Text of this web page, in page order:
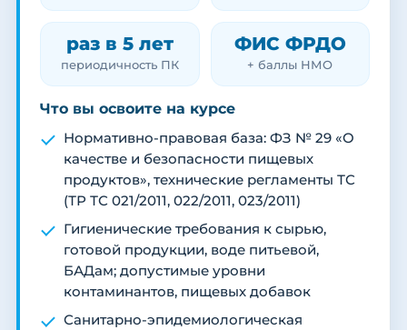
раз в 5 лет
периодичность ПК
ФИС ФРДО
+ баллы НМО
Что вы освоите на курсе
Нормативно-правовая база: ФЗ № 29 «О
качестве и безопасности пищевых
продуктов», технические регламенты ТС
(ТР ТС 021/2011, 022/2011, 023/2011)
Гигиенические требования к сырью,
готовой продукции, воде питьевой,
БАДам; допустимые уровни
контаминантов, пищевых добавок
Санитарно-эпидемиологическая